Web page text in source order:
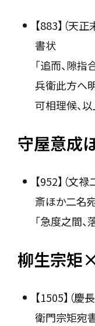
【883】（
書状
「追而、隙
兵衛此方へ
可相理候、以
守屋意成
【952】（
斎ほか二名
「急度之間、
柳生宗矩
【1505】（
衛門宗矩宛